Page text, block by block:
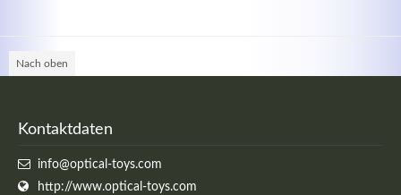
Nach oben
Kontaktdaten
info@optical-toys.com
http://www.optical-toys.com
Login